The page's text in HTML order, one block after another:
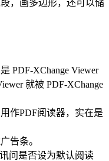
，画多边形，还可以储
PDF-XChange Viewer
就被 PDF-XChange
作PDF阅读器，实在是
告条。
问是否设为默认阅读